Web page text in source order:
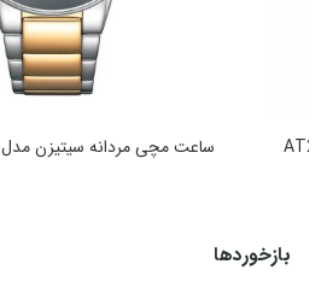
ساعت مچی مردانه سیتیزن مدل AT2244-84A
بازخوردها